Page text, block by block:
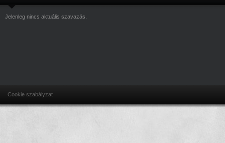
Jelenleg nincs aktuális szavazás.
Cookie szabályzat